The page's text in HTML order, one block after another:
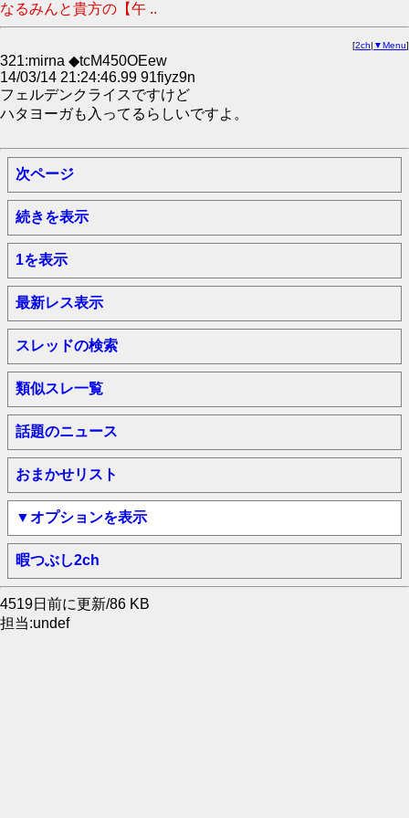
なるみんと貴方の【午 ..
[2ch| ▼Menu]
321:mirna ◆tcM450OEew
14/03/14 21:24:46.99 91fiyz9n
フェルデンクライスですけど
ハタヨーガも入ってるらしいですよ。
次ページ
続きを表示
1を表示
最新レス表示
スレッドの検索
類似スレ一覧
話題のニュース
おまかせリスト
▼オプションを表示
暇つぶし2ch
4519日前に更新/86 KB
担当:undef